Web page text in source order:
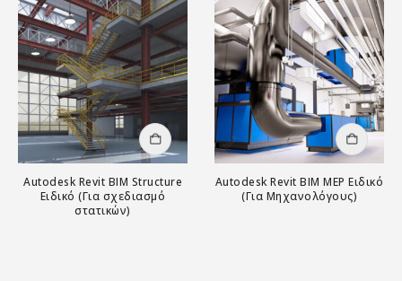
Αυτό το προϊόν έχει πολλαπλές παραλλαγές. Οι επιλογές μπορούν να επιλεγούν στη σελίδα του προϊόντος
Autodesk Revit BIM Structure
Ειδικό (Για σχεδιασμό
στατικών)
Αυτό το προϊόν έχει πολλαπλές παραλλαγές. Οι επιλογές μπορούν να επιλεγούν στη σελίδα του προϊόντος
Autodesk Revit BIM MEP Ειδικό
(Για Μηχανολόγους)